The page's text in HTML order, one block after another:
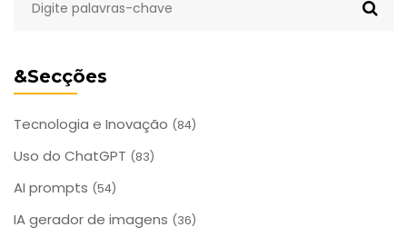
&Secções
Tecnologia e Inovação (84)
Uso do ChatGPT (83)
AI prompts (54)
IA gerador de imagens (36)